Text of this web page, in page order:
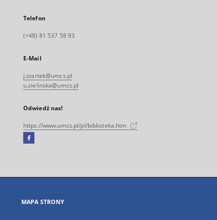
Telefon
(+48) 81 537 58 93
E-Mail
j.startek@umcs.pl
u.zielinska@umcs.pl
Odwiedź nas!
https://www.umcs.pl/pl/biblioteka.htm
Facebook
się
karcie
MAPA STRONY